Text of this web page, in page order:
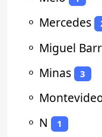
⚬ Mercedes
⚬ Miguel
⚬ Minas 3
⚬
⚬ N 1